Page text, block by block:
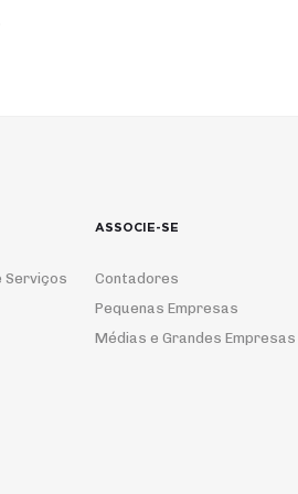
Serviços
ASSOCIE-SE
Contadores
Pequenas Empresas
Médias e Grandes Empresas